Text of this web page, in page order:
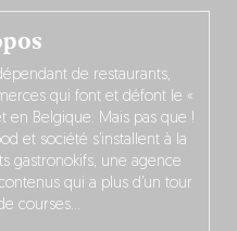
de restaurants,
qui font et défont le «
en Belgique. Mais pas que !
et société s’installent à la
gastronokifs, une agence
qui a plus d’un tour
courses…